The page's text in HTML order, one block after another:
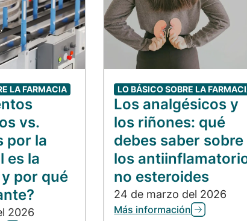
LA FARMACIA
vs.
por la
es la
por qué
2026
LO BÁSICO SOBRE LA
Los analgésicos y
los riñones: qué
debes saber sobre
los
no esteroides
24 de marzo del 2026
Más información